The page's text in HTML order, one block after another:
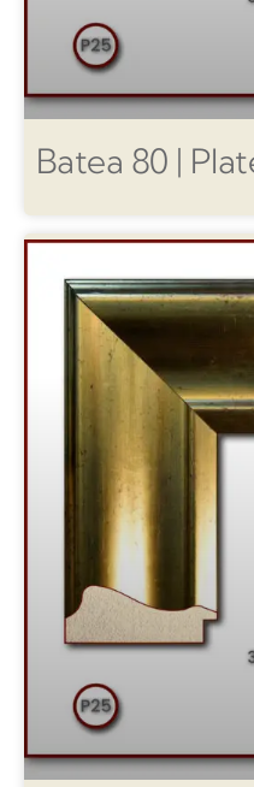
Batea 80 |